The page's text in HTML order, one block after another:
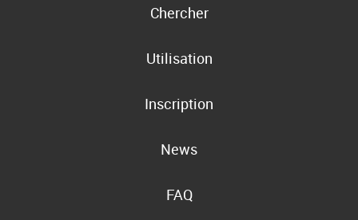
Chercher
Utilisation
Inscription
News
FAQ